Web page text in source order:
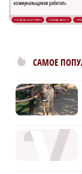
САМОЕ